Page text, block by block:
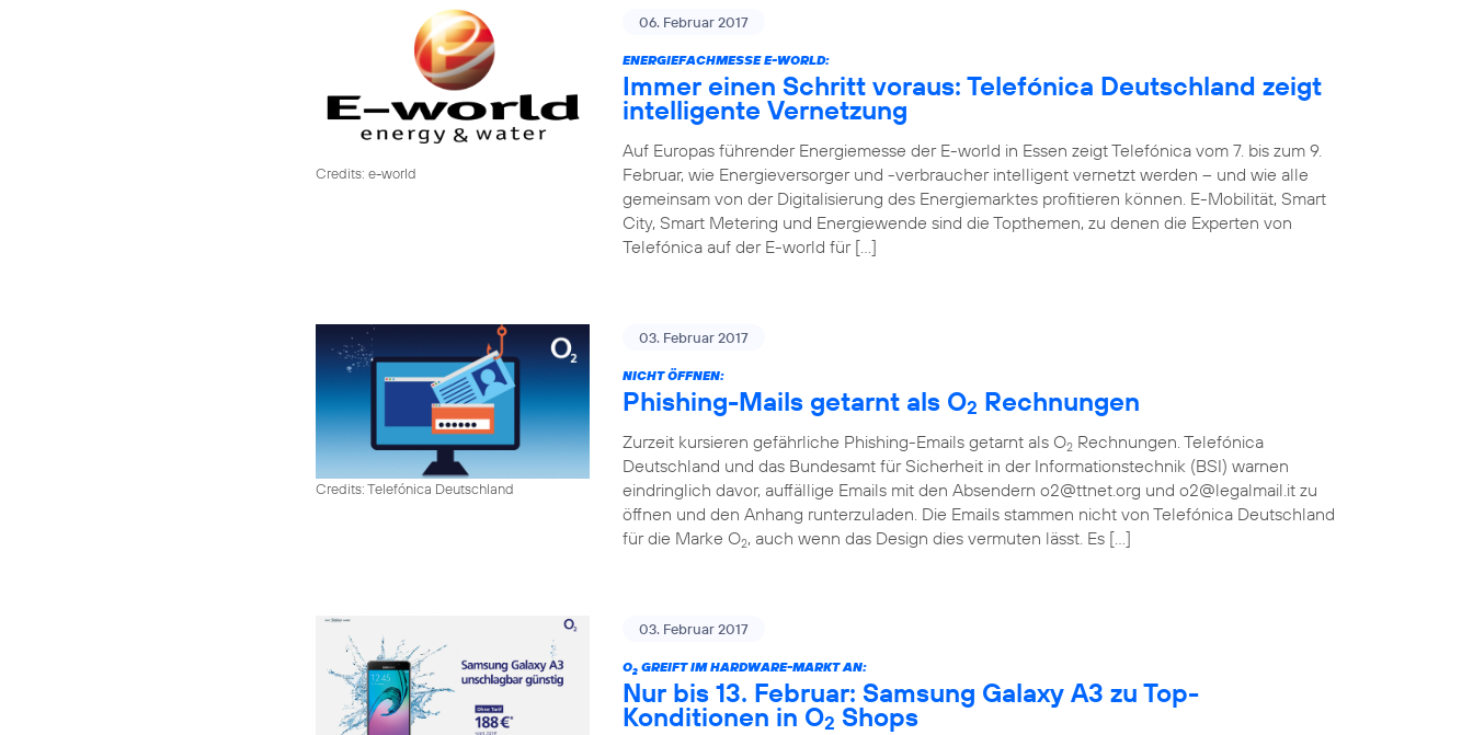
Credits: e-world
06. Februar 2017
ENERGIEFACHMESSE E-WORLD:
Immer einen Schritt voraus: Telefónica Deutschland zeigt
intelligente Vernetzung
Auf Europas führender Energiemesse der E-world in Essen zeigt Telefónica vom 7. bis zum 9.
Februar, wie Energieversorger und -verbraucher intelligent vernetzt werden – und wie alle
gemeinsam von der Digitalisierung des Energiemarktes profitieren können. E-Mobilität, Smart
City, Smart Metering und Energiewende sind die Topthemen, zu denen die Experten von
Telefónica auf der E-world für […]
Credits: Telefónica Deutschland
03. Februar 2017
NICHT ÖFFNEN:
Phishing-Mails getarnt als O2 Rechnungen
Zurzeit kursieren gefährliche Phishing-Emails getarnt als O2 Rechnungen. Telefónica
Deutschland und das Bundesamt für Sicherheit in der Informationstechnik (BSI) warnen
eindringlich davor, auffällige Emails mit den Absendern o2@ttnet.org und o2@legalmail.it zu
öffnen und den Anhang runterzuladen. Die Emails stammen nicht von Telefónica Deutschland
für die Marke O2, auch wenn das Design dies vermuten lässt. Es […]
03. Februar 2017
O2 GREIFT IM HARDWARE-MARKT AN:
Nur bis 13. Februar: Samsung Galaxy A3 zu Top-
Konditionen in O2 Shops